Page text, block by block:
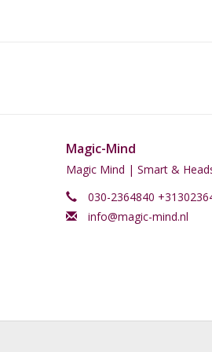
Magic-Mind
Magic Mind | Smart &
030-2364840
info@magic-mind.nl